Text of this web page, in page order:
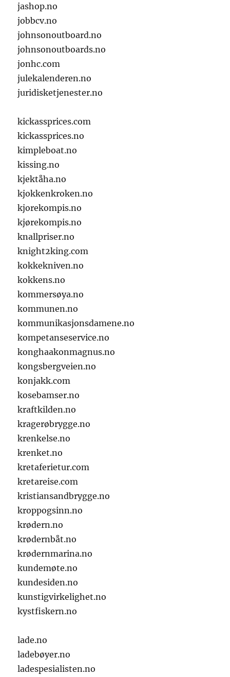
jashop.no
jobbcv.no
johnsonoutboard.no
johnsonoutboards.no
jonhc.com
julekalenderen.no
juridisketjenester.no
kickassprices.com
kickassprices.no
kimpleboat.no
kissing.no
kjektåha.no
kjokkenkroken.no
kjorekompis.no
kjørekompis.no
knallpriser.no
knight2king.com
kokkekniven.no
kokkens.no
kommersøya.no
kommunen.no
kommunikasjonsdamene.no
kompetanseservice.no
konghaakonmagnus.no
kongsbergveien.no
konjakk.com
kosebamser.no
kraftkilden.no
kragerøbrygge.no
krenkelse.no
krenket.no
kretaferietur.com
kretareise.com
kristiansandbrygge.no
kroppogsinn.no
krødern.no
krødernbåt.no
krødernmarina.no
kundemøte.no
kundesiden.no
kunstigvirkelighet.no
kystfiskern.no
lade.no
ladebøyer.no
ladespesialisten.no